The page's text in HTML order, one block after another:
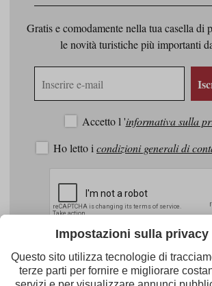
Gratis e comodamente nella tua casella di
le novità turistiche più importanti
Accetto l 'informativa sulla
Ho letto icondizioni generali di